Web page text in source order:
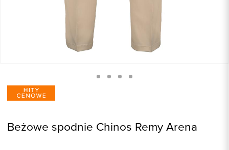
Beżowe spodnie Chinos Remy Arena